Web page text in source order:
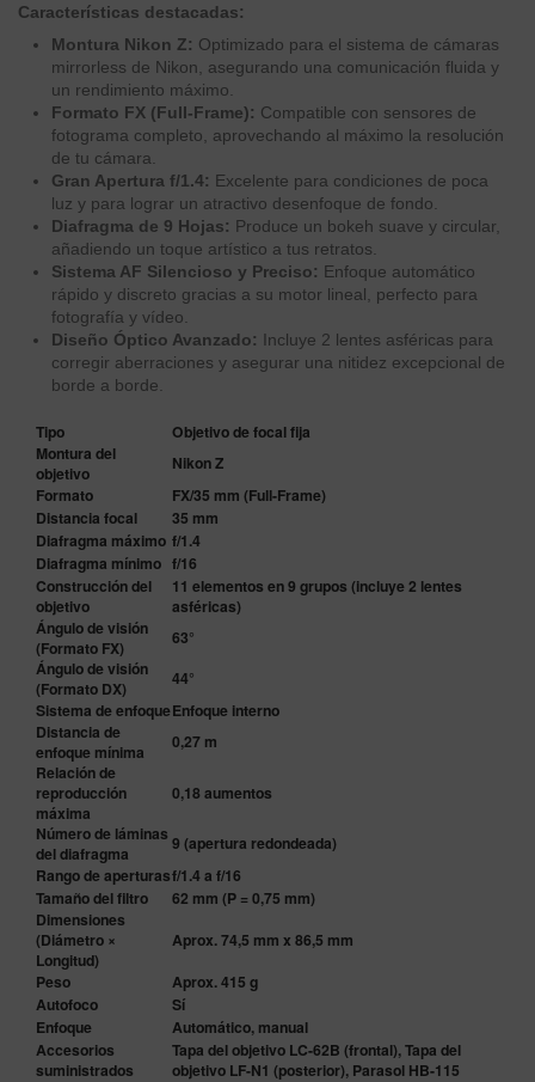
Características destacadas:
Montura Nikon Z: Optimizado para el sistema de cámaras
mirrorless de Nikon, asegurando una comunicación fluida y
un rendimiento máximo.
Formato FX (Full-Frame): Compatible con sensores de
fotograma completo, aprovechando al máximo la resolución
de tu cámara.
Gran Apertura f/1.4: Excelente para condiciones de poca
luz y para lograr un atractivo desenfoque de fondo.
Diafragma de 9 Hojas: Produce un bokeh suave y circular,
añadiendo un toque artístico a tus retratos.
Sistema AF Silencioso y Preciso: Enfoque automático
rápido y discreto gracias a su motor lineal, perfecto para
fotografía y vídeo.
Diseño Óptico Avanzado: Incluye 2 lentes asféricas para
corregir aberraciones y asegurar una nitidez excepcional de
borde a borde.
Tipo
Objetivo de focal fija
Montura del
objetivo
Nikon Z
Formato
FX/35 mm (Full-Frame)
Distancia focal
35 mm
Diafragma máximo f/1.4
Diafragma mínimo f/16
Construcción del
objetivo
11 elementos en 9 grupos (incluye 2 lentes
asféricas)
Ángulo de visión
(Formato FX)
63°
Ángulo de visión
(Formato DX)
44°
Sistema de enfoqueEnfoque interno
Distancia de
enfoque mínima
0,27 m
Relación de
reproducción
máxima
0,18 aumentos
Número de láminas
del diafragma
9 (apertura redondeada)
Rango de aperturasf/1.4 a f/16
Tamaño del filtro
62 mm (P = 0,75 mm)
Dimensiones
(Diámetro ×
Longitud)
Aprox. 74,5 mm x 86,5 mm
Peso
Aprox. 415 g
Autofoco
Sí
Enfoque
Automático, manual
Accesorios
suministrados
Tapa del objetivo LC-62B (frontal), Tapa del
objetivo LF-N1 (posterior), Parasol HB-115